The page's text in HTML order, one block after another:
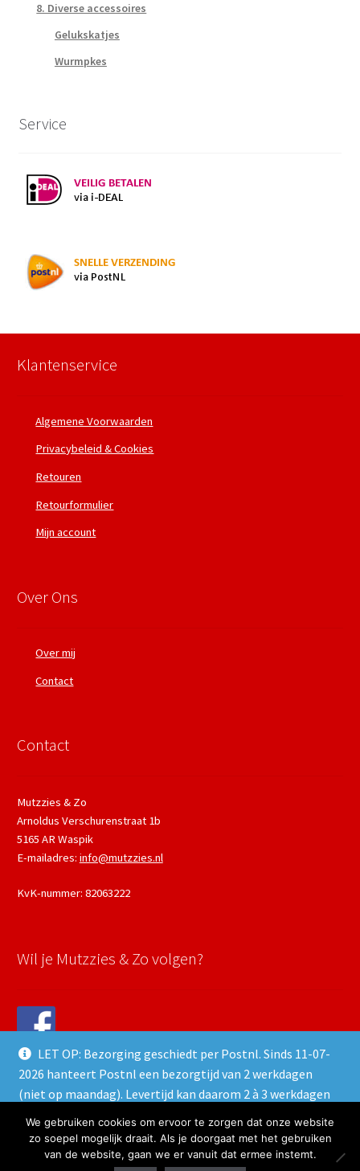
LET OP: Bezorging geschiedt per Postnl. Sinds 11-07-
2026 hanteert Postnl een bezorgtijd van 2 werkdagen
(niet op maandag). Levertijd kan daarom 2 à 3 werkdagen
duren.
Negeren
8. Diverse accessoires
Gelukskatjes
Wurmpkes
Service
Klantenservice
Algemene Voorwaarden
Privacybeleid & Cookies
Retouren
Retourformulier
Mijn account
Over Ons
Over mij
Contact
Contact
Mutzzies & Zo
Arnoldus Verschurenstraat 1b
5165 AR Waspik
E-mailadres: info@mutzzies.nl
KvK-nummer: 82063222
Wil je Mutzzies & Zo volgen?
© 2024 Mutzzies & Zo - Powered and maintained bywinkeltjes.net
We gebruiken cookies om ervoor te zorgen dat onze website
zo soepel mogelijk draait. Als je doorgaat met het gebruiken
van de website, gaan we er vanuit dat ermee instemt.